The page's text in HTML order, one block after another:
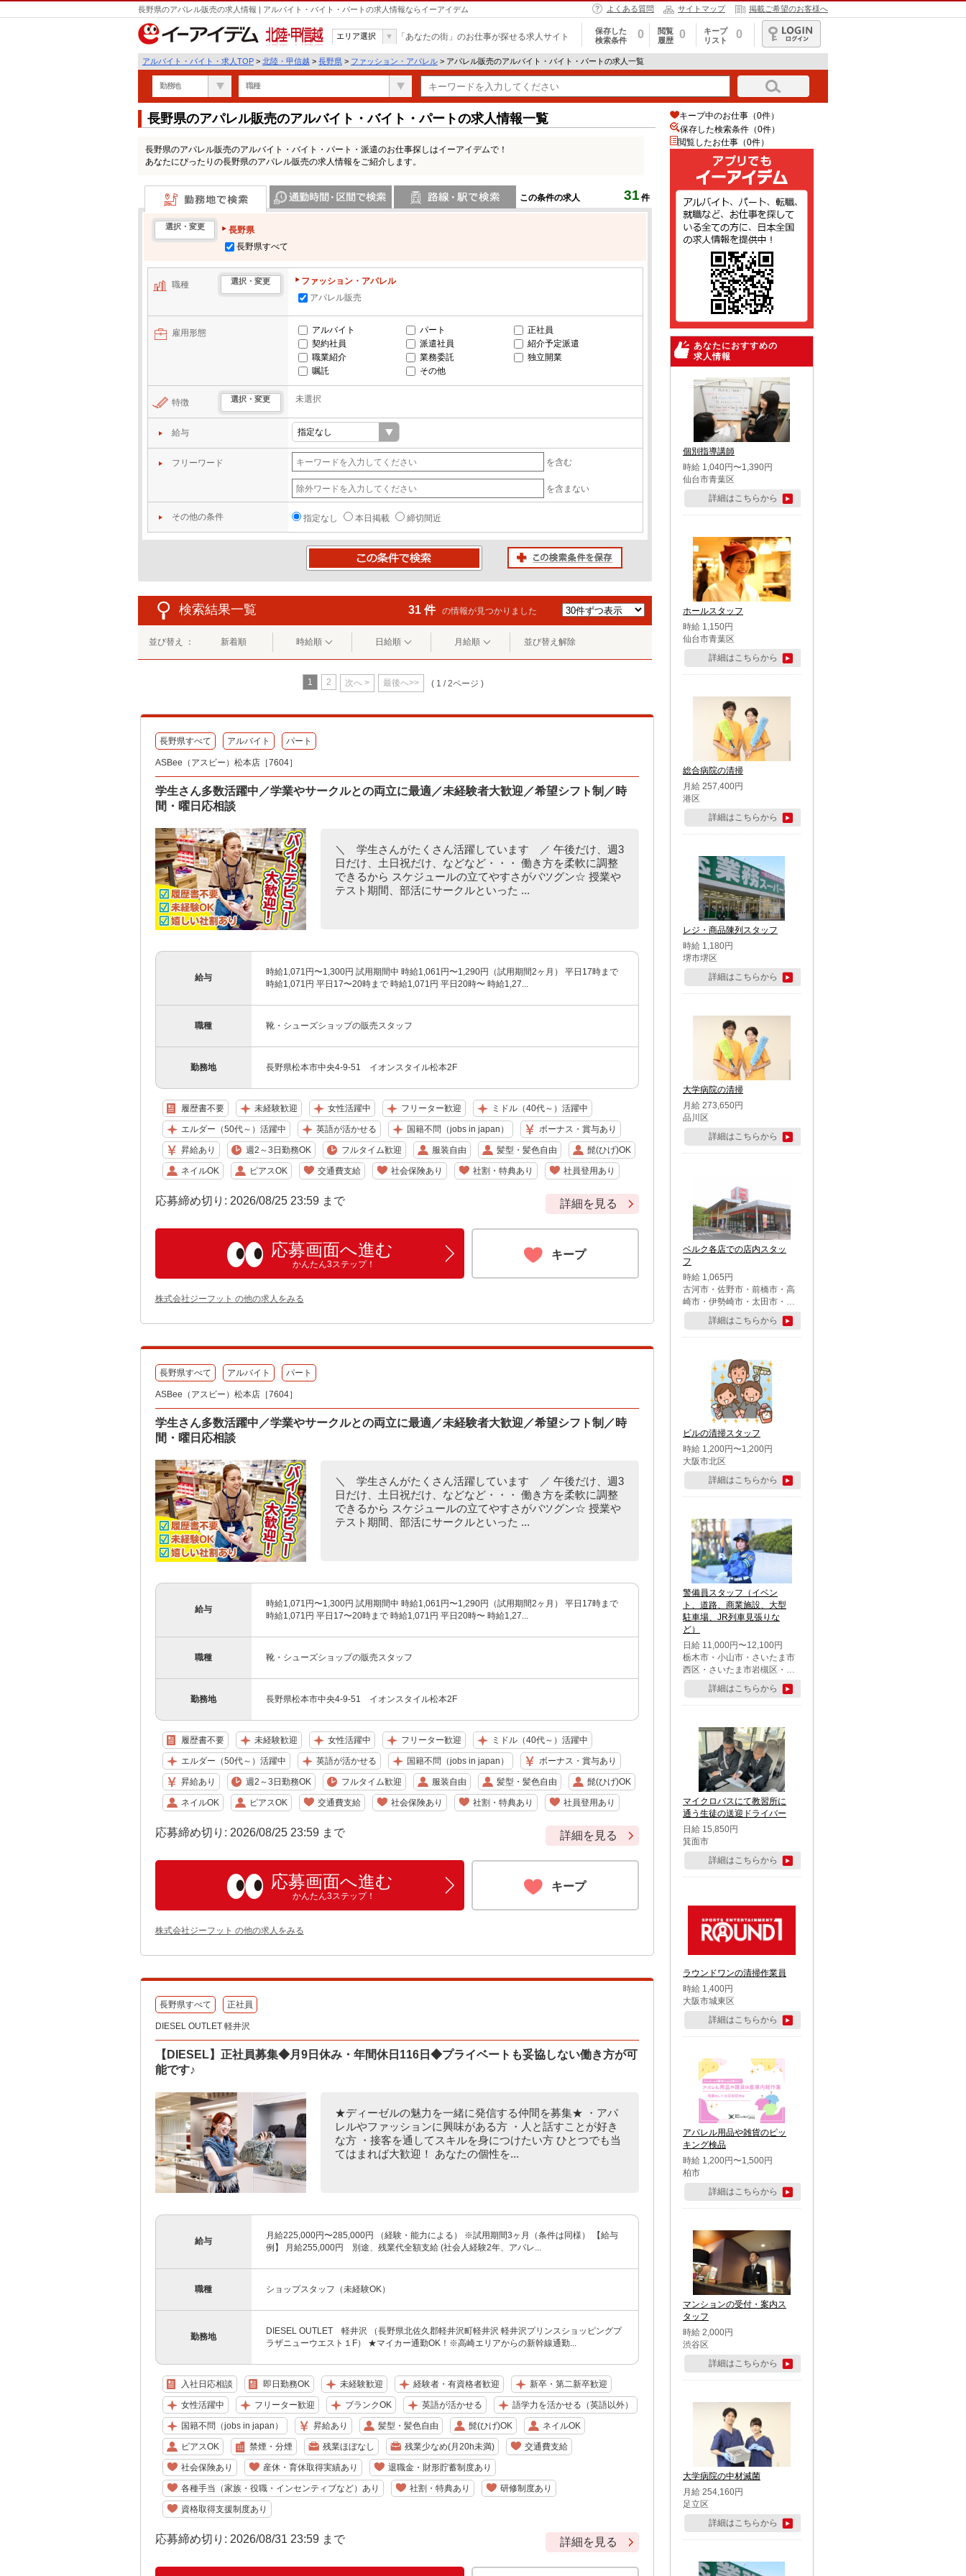
長野県のアパレル販売の求人情報 | アルバイト・バイト・パートの求人情報ならイーアイデム よくある質問 サイトマップ 掲載ご希望のお客様へ
北陸・甲信越
エリア選択 「あなたの街」のお仕事が探せる求人サイト
保存した
検索条件
0
閲覧
履歴
0
キープ
リスト
0
ログイン
アルバイト・バイト・求人TOP > 北陸・甲信越 > 長野県 > ファッション・アパレル > アパレル販売のアルバイト・バイト・パートの求人一覧
勤務地 職種
長野県のアパレル販売のアルバイト・バイト・パートの求人情報一覧
長野県のアパレル販売のアルバイト・バイト・パート・派遣のお仕事探しはイーアイデムで！
あなたにぴったりの長野県のアパレル販売の求人情報をご紹介します。
この条件の求人 31 件
勤務地で検索
選択・変更
長野県
長野県すべて
職種 選択・変更
ファッション・アパレル
アパレル販売
雇用形態 アルバイト パート
正社員
契約社員
派遣社員
紹介予定派遣
職業紹介
業務委託
独立開業
嘱託
その他
特徴 選択・変更 未選択
給与
フリーワード を含む
を含まない
その他の条件 指定なし 本日掲載 締切間近
検索結果一覧 31 件 の情報が見つかりました
並び替え ： 新着順 時給順 日給順 月給順 並び替え解除
1 2 次へ > 最後へ>> ( 1 / 2ページ )
長野県すべて アルバイト パート
ASBee（アスビー）松本店［7604］
学生さん多数活躍中／学業やサークルとの両立に最適／未経験者大歓迎／希望シフト制／時
間・曜日応相談
＼ 学生さんがたくさん活躍しています ／ 午後だけ、週3
日だけ、土日祝だけ、などなど・・・ 働き方を柔軟に調整
できるから スケジュールの立てやすさがバツグン☆ 授業や
テスト期間、部活にサークルといった ...
給与
時給1,071円〜1,300円 試用期間中 時給1,061円〜1,290円（試用期間2ヶ月） 平日17時まで
時給1,071円 平日17〜20時まで 時給1,071円 平日20時〜 時給1,27...
職種 靴・シューズショップの販売スタッフ
勤務地 長野県松本市中央4-9-51 イオンスタイル松本2F
履歴書不要 未経験歓迎 女性活躍中 フリーター歓迎 ミドル（40代～）活躍中
エルダー（50代～）活躍中 英語が活かせる 国籍不問（jobs in japan） ボーナス・賞与あり
昇給あり 週2～3日勤務OK フルタイム歓迎 服装自由 髪型・髪色自由 髭(ひげ)OK
ネイルOK ピアスOK 交通費支給 社会保険あり 社割・特典あり 社員登用あり
応募締め切り: 2026/08/25 23:59 まで 詳細を見る
応募画面へ進む
かんたん3ステップ！
キープ
株式会社ジーフット の他の求人をみる
長野県すべて アルバイト パート
ASBee（アスビー）松本店［7604］
学生さん多数活躍中／学業やサークルとの両立に最適／未経験者大歓迎／希望シフト制／時
間・曜日応相談
＼ 学生さんがたくさん活躍しています ／ 午後だけ、週3
日だけ、土日祝だけ、などなど・・・ 働き方を柔軟に調整
できるから スケジュールの立てやすさがバツグン☆ 授業や
テスト期間、部活にサークルといった ...
給与
時給1,071円〜1,300円 試用期間中 時給1,061円〜1,290円（試用期間2ヶ月） 平日17時まで
時給1,071円 平日17〜20時まで 時給1,071円 平日20時〜 時給1,27...
職種 靴・シューズショップの販売スタッフ
勤務地 長野県松本市中央4-9-51 イオンスタイル松本2F
履歴書不要 未経験歓迎 女性活躍中 フリーター歓迎 ミドル（40代～）活躍中
エルダー（50代～）活躍中 英語が活かせる 国籍不問（jobs in japan） ボーナス・賞与あり
昇給あり 週2～3日勤務OK フルタイム歓迎 服装自由 髪型・髪色自由 髭(ひげ)OK
ネイルOK ピアスOK 交通費支給 社会保険あり 社割・特典あり 社員登用あり
応募締め切り: 2026/08/25 23:59 まで 詳細を見る
応募画面へ進む
かんたん3ステップ！
キープ
株式会社ジーフット の他の求人をみる
長野県すべて 正社員
DIESEL OUTLET 軽井沢
【DIESEL】正社員募集◆月9日休み・年間休日116日◆プライベートも妥協しない働き方が可
能です♪
★ディーゼルの魅力を一緒に発信する仲間を募集★ ・アパ
レルやファッションに興味がある方 ・人と話すことが好き
な方 ・接客を通してスキルを身につけたい方 ひとつでも当
てはまれば大歓迎！ あなたの個性を...
給与
月給225,000円〜285,000円 （経験・能力による） ※試用期間3ヶ月（条件は同様） 【給与
例】 月給255,000円 別途、残業代全額支給 (社会人経験2年、アパレ...
職種 ショップスタッフ（未経験OK）
勤務地
DIESEL OUTLET 軽井沢 （長野県北佐久郡軽井沢町軽井沢 軽井沢プリンスショッピングプ
ラザニューウエスト１F） ★マイカー通勤OK！※高崎エリアからの新幹線通勤...
入社日応相談 即日勤務OK 未経験歓迎 経験者・有資格者歓迎 新卒・第二新卒歓迎
女性活躍中 フリーター歓迎 ブランクOK 英語が活かせる 語学力を活かせる（英語以外）
国籍不問（jobs in japan） 昇給あり 髪型・髪色自由 髭(ひげ)OK ネイルOK
ピアスOK 禁煙・分煙 残業ほぼなし 残業少なめ(月20h未満) 交通費支給
社会保険あり 産休・育休取得実績あり 退職金・財形貯蓄制度あり
各種手当（家族・役職・インセンティブなど）あり 社割・特典あり 研修制度あり
資格取得支援制度あり
応募締め切り: 2026/08/31 23:59 まで 詳細を見る
キープ中のお仕事（0件）
保存した検索条件（0件）
閲覧したお仕事（0件）
あなたにおすすめの
求人情報
個別指導講師
時給 1,040円〜1,390円
仙台市青葉区
詳細はこちらから
ホールスタッフ
時給 1,150円
仙台市青葉区
詳細はこちらから
総合病院の清掃
月給 257,400円
港区
詳細はこちらから
レジ・商品陳列スタッフ
時給 1,180円
堺市堺区
詳細はこちらから
大学病院の清掃
月給 273,650円
品川区
詳細はこちらから
ベルク各店での店内スタッ
フ
時給 1,065円
古河市・佐野市・前橋市・高
崎市・伊勢崎市・太田市・館
林市・藤岡市・大泉町・さい
たま市北区・川越市・熊谷
市・行田市・秩父市・所沢
市・鶴ケ島市・千葉市中央
区・市川市・松戸市・習志野
市・柏市・流山市・八千代
市・足立区・江戸川区・八王
子市・町田市
詳細はこちらから
ビルの清掃スタッフ
時給 1,200円〜1,200円
大阪市北区
詳細はこちらから
警備員スタッフ（イベン
ト、道路、商業施設、大型
駐車場、JR列車見張りな
ど）
日給 11,000円〜12,100円
栃木市・小山市・さいたま市
西区・さいたま市岩槻区・久
喜市・蓮田市
詳細はこちらから
マイクロバスにて教習所に
通う生徒の送迎ドライバー
日給 15,850円
箕面市
詳細はこちらから
ラウンドワンの清掃作業員
時給 1,400円
大阪市城東区
詳細はこちらから
アパレル用品や雑貨のピッ
キング検品
時給 1,200円〜1,500円
柏市
詳細はこちらから
マンションの受付・案内ス
タッフ
時給 2,000円
渋谷区
詳細はこちらから
大学病院の中材滅菌
月給 254,160円
足立区
詳細はこちらから